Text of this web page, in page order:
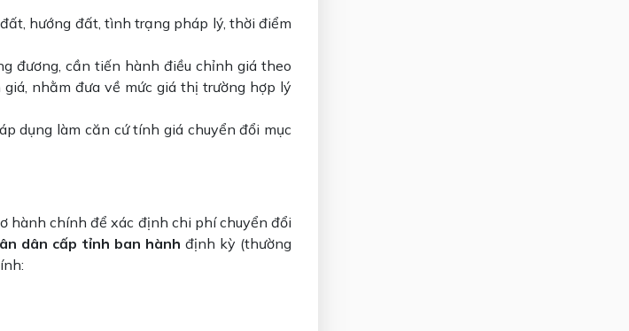
hướng đất, tình trạng pháp lý, thời điểm
đương, cần tiến hành điều chỉnh giá theo
nhằm đưa về mức giá thị trường hợp lý
dụng làm căn cứ tính giá chuyển đổi mục
hành chính để xác định chi phí chuyển đổi
dân cấp tỉnh ban hành định kỳ (thường